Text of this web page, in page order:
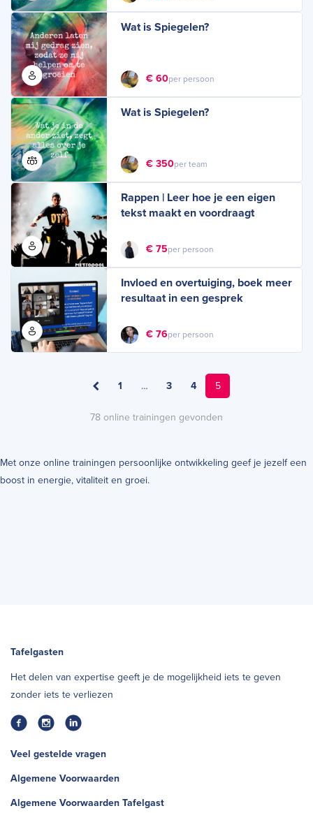
Wat is Spiegelen?
€ 60per persoon
Wat is Spiegelen?
€ 350per team
Rappen | Leer hoe je een eigen
tekst maakt en voordraagt
€ 75per persoon
Invloed en overtuiging, boek meer
resultaat in een gesprek
€ 76per persoon
1 … 3 4 5
78 online trainingen gevonden
Met onze online trainingen persoonlijke ontwikkeling geef je jezelf een
boost in energie, vitaliteit en groei.
Tafelgasten
Het delen van expertise geeft je de mogelijkheid iets te geven
zonder iets te verliezen
Veel gestelde vragen
Algemene Voorwaarden
Algemene Voorwaarden Tafelgast